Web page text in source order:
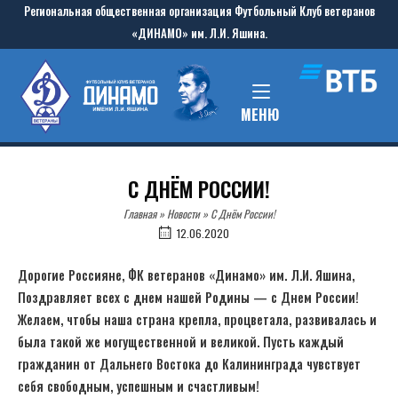
content
Региональная общественная организация Футбольный Клуб ветеранов
«ДИНАМО» им. Л.И. Яшина.
Home
МЕНЮMENU
С ДНЁМ РОССИИ!
Главная» Новости» С Днём России!
12.06.2020
Дорогие Россияне, ФК ветеранов «Динамо» им. Л.И. Яшина,
Поздравляет всех с днем нашей Родины — с Днем России!
Желаем, чтобы наша страна крепла, процветала, развивалась и
была такой же могущественной и великой. Пусть каждый
гражданин от Дальнего Востока до Калининграда чувствует
себя свободным, успешным и счастливым!